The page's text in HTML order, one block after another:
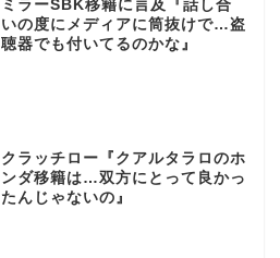
ミラーSBK移籍に言及『話し合
いの度にメディアに筒抜けで…盗
聴器でも付いてるのかな』
クラッチロー『クアルタラロのホ
ンダ移籍は…双方にとって良かっ
たんじゃないの』